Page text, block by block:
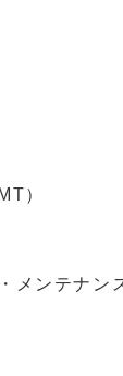
）
メンテナン